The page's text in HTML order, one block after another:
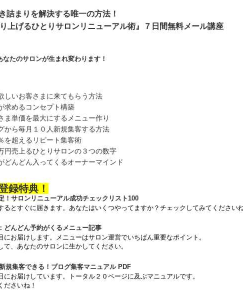
詰まりを解決する唯一の方法！
り上げるひとりサロンリニューアル術』７日間無料メール講座
なたのサロンが生まれ変わります！
しいお客さまに来てもらう方法
求めるコンセプト構築
ま単価を最大にするメニュー作り
から毎月１０人新規集客する方法
を超えるリピート集客術
円売上るひとりサロンの３つの数字
どんどん入ってくるオーナーマインド
録特典！
！サロンリニューアル成功チェックリスト100
るとすぐに届きます。あなたはいくつやってますか？チェックしてみてください
どんどん予約がくるメニュー記事
にお届けします。メニューはサロン運営でいちばん重要なポイント。
て、あなたのサロンに生かしてください。
規集客できる！ブログ集客マニュアル PDF
にお届けしています。トータル２０ページに及ぶマニュアルです。
ださいね！